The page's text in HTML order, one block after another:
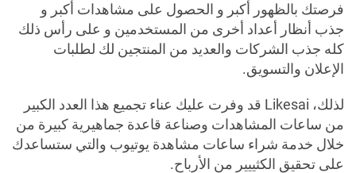
فرصتك بالظهور أكبر و الحصول على مشاهدات أكبر و
جذب أنظار أعداد أخرى من المستخدمين و على رأس ذلك
كله جذب الشركات والعديد من المنتجين لك لطلبات
الإعلان والتسويق.
لذلك، Likesai قد وفرت عليك عناء تجميع هذا العدد الكبير
من ساعات المشاهدات وصناعة قاعدة جماهيرية كبيرة من
خلال خدمة شراء ساعات مشاهدة يوتيوب والتي ستساعدك
على تحقيق الكثييير من الأرباح.